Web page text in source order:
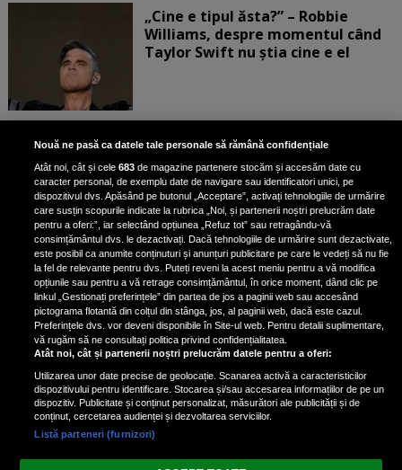
„Cine e tipul ăsta?” – Robbie
Williams, despre momentul când
Taylor Swift nu știa cine e el
Bruce Dickinson, solistul trupei
Iron Maiden, şi-a arătat talentul
de scrimer la un concurs în Franţa
Nicki Minaj, acuzată de agresiune
de fostul manager: Detalii șocante
din proces
Nicki Minaj le-a lăudat pe...
Nouă ne pasă ca datele tale personale să rămână confidențiale
Atât noi, cât și cele683 de magazine partenere stocăm și accesăm date cu
caracter personal, de exemplu date de navigare sau identificatori unici, pe
dispozitivul dvs. Apăsând pe butonul „Acceptare”, activați tehnologiile de urmărire
care susțin scopurile indicate la rubrica „Noi, și partenerii noștri prelucrăm date
pentru a oferi:”, iar selectând opțiunea „Refuz tot” sau retragându-vă
consimțământul dvs. le dezactivați. Dacă tehnologiile de urmărire sunt dezactivate,
este posibil ca anumite conținuturi și anunțuri publicitare pe care le vedeți să nu fie
la fel de relevante pentru dvs. Puteți reveni la acest meniu pentru a vă modifica
opțiunile sau pentru a vă retrage consimțământul, în orice moment, dând clic pe
linkul „Gestionați preferințele” din partea de jos a paginii web sau accesând
pictograma flotantă din colțul din stânga, jos, al paginii web, dacă este cazul.
Preferințele dvs. vor deveni disponibile în Site-ul web. Pentru detalii suplimentare,
vă rugăm să ne consultați politica privind confidențialitatea.
Atât noi, cât și partenerii noștri prelucrăm datele pentru a oferi:
Utilizarea unor date precise de geolocație. Scanarea activă a caracteristicilor
dispozitivului pentru identificare. Stocarea și/sau accesarea informațiilor de pe un
dispozitiv. Publicitate și conținut personalizat, măsurători ale publicității și de
conținut, cercetarea audienței și dezvoltarea serviciilor.
Listă parteneri (furnizori)